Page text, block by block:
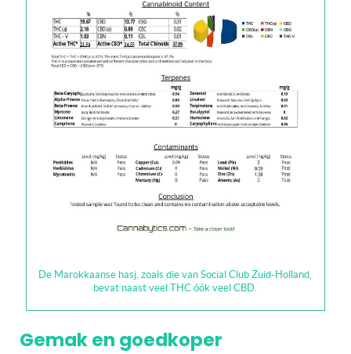
De Marokkaanse hasj, zoals die van Social Club Zuid-Holland,
bevat naast veel THC óók veel CBD.
Gemak en goedkoper